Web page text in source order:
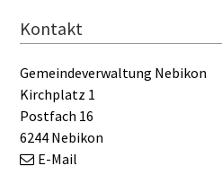
FOOTER
Kontakt
Gemeindeverwaltung Nebikon
Kirchplatz 1
Postfach 16
6244 Nebikon
E-Mail